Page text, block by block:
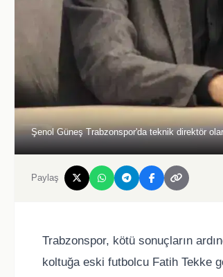
Şenol Güneş Trabzonspor'da teknik direktör
Paylaş
Trabzonspor, kötü sonuçların
koltuğa eski futbolcu Fatih Tekke